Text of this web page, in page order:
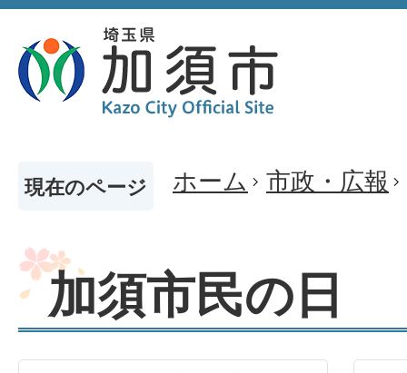
現在のページ ホーム 市政・広報
加須市民の日